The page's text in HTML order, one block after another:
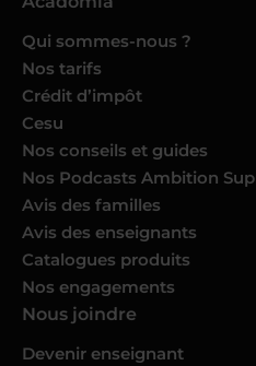
Qui sommes-nous ?
Nos tarifs
Crédit d’impôt
Cesu
Nos conseils et guides
Nos Podcasts Ambition Sup
Avis des familles
Avis des enseignants
Catalogues produits
Nos engagements
Nous joindre
Devenir enseignant